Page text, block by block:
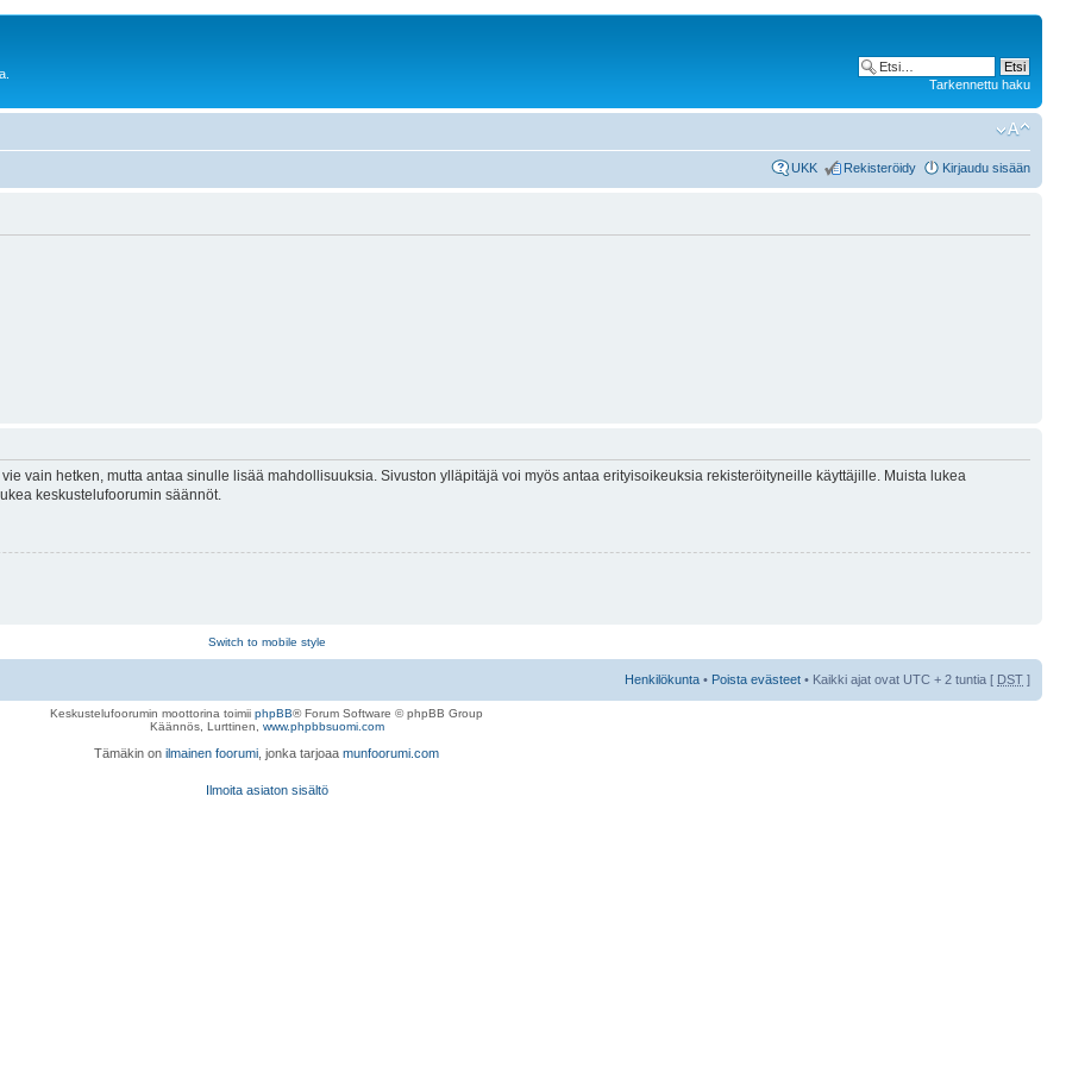
Tarkennettu haku
UKK Rekisteröidy Kirjaudu sisään
vain hetken, mutta antaa sinulle lisää mahdollisuuksia. Sivuston ylläpitäjä voi myös antaa erityisoikeuksia rekisteröityneille käyttäjille. Muista lukea
keskustelufoorumin säännöt.
Switch to mobile style
Henkilökunta • Poista evästeet • Kaikki ajat ovat UTC + 2 tuntia [ DST ]
Keskustelufoorumin moottorina toimii phpBB® Forum Software © phpBB Group
Käännös, Lurttinen, www.phpbbsuomi.com
Tämäkin on ilmainen foorumi , jonka tarjoaa munfoorumi.com
Ilmoita asiaton sisältö